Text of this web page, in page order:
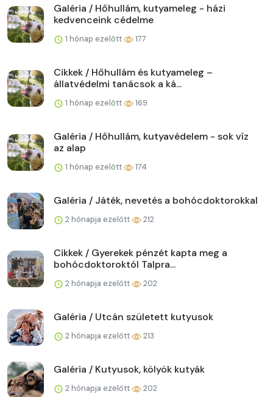
Galéria / Hőhullám, kutyameleg - házi
kedvenceink cédelme
1 hónap ezelőtt 177
Cikkek / Hőhullám és kutyameleg –
állatvédelmi tanácsok a ká...
1 hónap ezelőtt 169
Galéria / Hőhullám, kutyavédelem - sok víz
az alap
1 hónap ezelőtt 174
Galéria / Játék, nevetés a bohócdoktorokkal
2 hónapja ezelőtt 212
Cikkek / Gyerekek pénzét kapta meg a
bohócdoktoroktól Talpra...
2 hónapja ezelőtt 202
Galéria / Utcán született kutyusok
2 hónapja ezelőtt 213
Galéria / Kutyusok, kölyök kutyák
2 hónapja ezelőtt 202